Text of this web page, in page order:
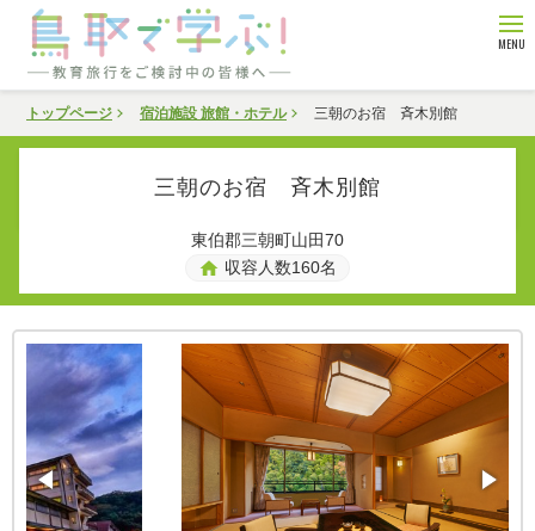
edit学習体験
宿泊施設
食べる・買う
flagモデルコース
mail お問い合わせ
鳥取県観光連盟 旅行会社・企業向け情報
教育旅行 フィルムコミッション
トップページ 宿泊施設 旅館・ホテル 三朝のお宿 斉木別館
三朝のお宿 斉木別館
東伯郡三朝町山田70
home 収容人数160名